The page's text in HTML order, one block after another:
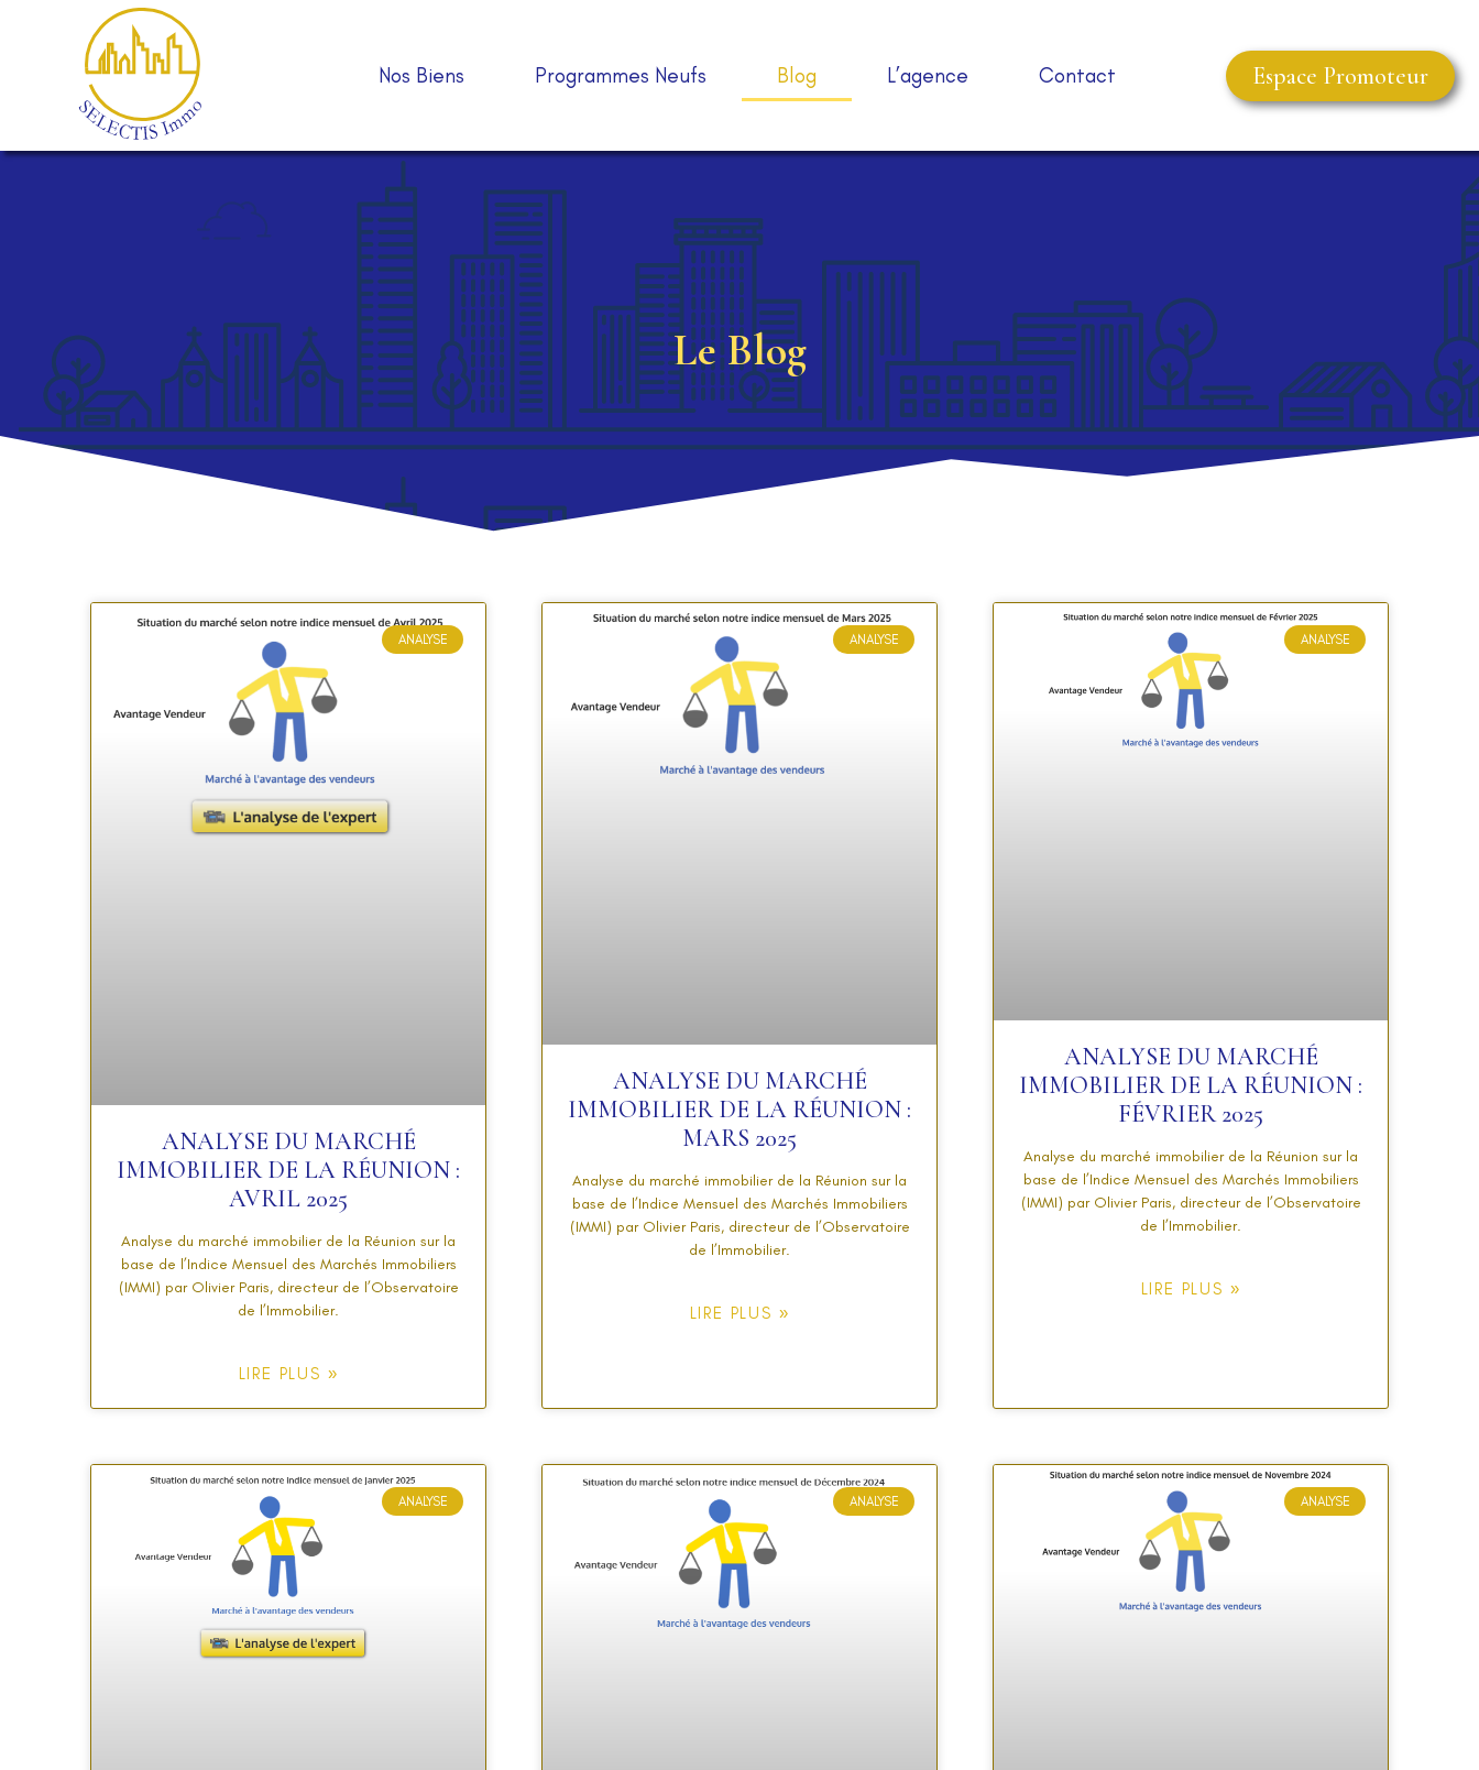
Nos Biens Programmes Neufs Blog L’agence Contact Espace Promoteur
Le Blog
ANALYSE
ANALYSE DU MARCHÉ
IMMOBILIER DE LA RÉUNION :
AVRIL 2025
Analyse du marché immobilier de la Réunion sur la
base de l’Indice Mensuel des Marchés Immobiliers
(IMMI) par Olivier Paris, directeur de l’Observatoire
de l’Immobilier.
LIRE PLUS »
ANALYSE
ANALYSE DU MARCHÉ
IMMOBILIER DE LA RÉUNION :
MARS 2025
Analyse du marché immobilier de la Réunion sur la
base de l’Indice Mensuel des Marchés Immobiliers
(IMMI) par Olivier Paris, directeur de l’Observatoire
de l’Immobilier.
LIRE PLUS »
ANALYSE
ANALYSE DU MARCHÉ
IMMOBILIER DE LA RÉUNION :
FÉVRIER 2025
Analyse du marché immobilier de la Réunion sur la
base de l’Indice Mensuel des Marchés Immobiliers
(IMMI) par Olivier Paris, directeur de l’Observatoire
de l’Immobilier.
LIRE PLUS »
ANALYSE ANALYSE ANALYSE